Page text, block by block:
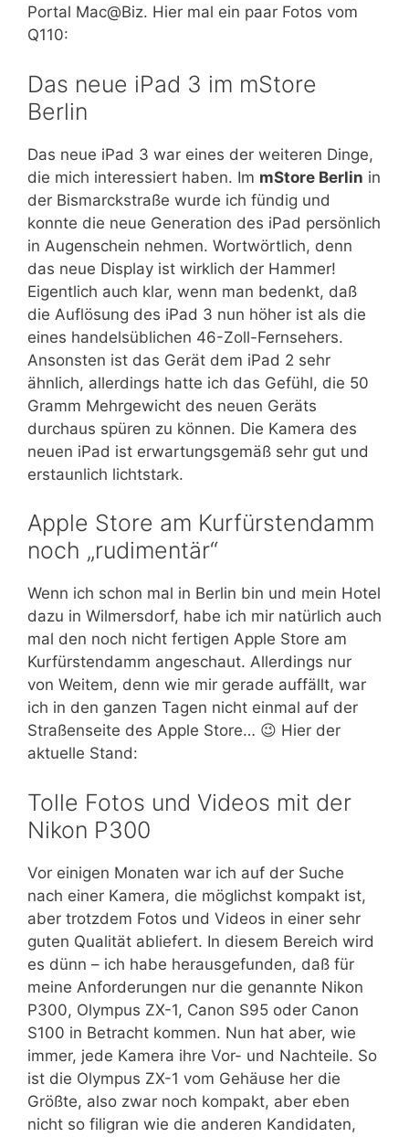
Portal Mac@Biz. Hier mal ein paar Fotos vom
Q110:
Das neue iPad 3 im mStore
Berlin
Das neue iPad 3 war eines der weiteren Dinge,
die mich interessiert haben. Im mStore Berlin in
der Bismarckstraße wurde ich fündig und
konnte die neue Generation des iPad persönlich
in Augenschein nehmen. Wortwörtlich, denn
das neue Display ist wirklich der Hammer!
Eigentlich auch klar, wenn man bedenkt, daß
die Auflösung des iPad 3 nun höher ist als die
eines handelsüblichen 46-Zoll-Fernsehers.
Ansonsten ist das Gerät dem iPad 2 sehr
ähnlich, allerdings hatte ich das Gefühl, die 50
Gramm Mehrgewicht des neuen Geräts
durchaus spüren zu können. Die Kamera des
neuen iPad ist erwartungsgemäß sehr gut und
erstaunlich lichtstark.
Apple Store am Kurfürstendamm
noch „rudimentär“
Wenn ich schon mal in Berlin bin und mein Hotel
dazu in Wilmersdorf, habe ich mir natürlich auch
mal den noch nicht fertigen Apple Store am
Kurfürstendamm angeschaut. Allerdings nur
von Weitem, denn wie mir gerade auffällt, war
ich in den ganzen Tagen nicht einmal auf der
Straßenseite des Apple Store… 😉 Hier der
aktuelle Stand:
Tolle Fotos und Videos mit der
Nikon P300
Vor einigen Monaten war ich auf der Suche
nach einer Kamera, die möglichst kompakt ist,
aber trotzdem Fotos und Videos in einer sehr
guten Qualität abliefert. In diesem Bereich wird
es dünn – ich habe herausgefunden, daß für
meine Anforderungen nur die genannte Nikon
P300, Olympus ZX-1, Canon S95 oder Canon
S100 in Betracht kommen. Nun hat aber, wie
immer, jede Kamera ihre Vor- und Nachteile. So
ist die Olympus ZX-1 vom Gehäuse her die
Größte, also zwar noch kompakt, aber eben
nicht so filigran wie die anderen Kandidaten,